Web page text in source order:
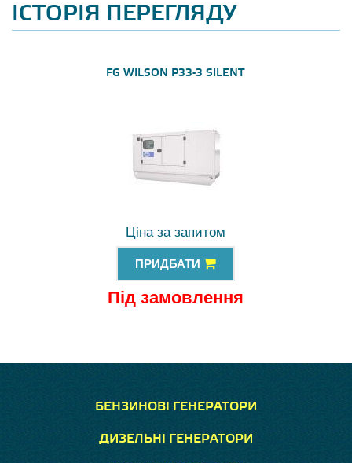
ІСТОРІЯ ПЕРЕГЛЯДУ
FG WILSON P33-3 SILENT
Ціна за запитом
ПРИДБАТИ
Під замовлення
БЕНЗИНОВІ ГЕНЕРАТОРИ
ДИЗЕЛЬНІ ГЕНЕРАТОРИ